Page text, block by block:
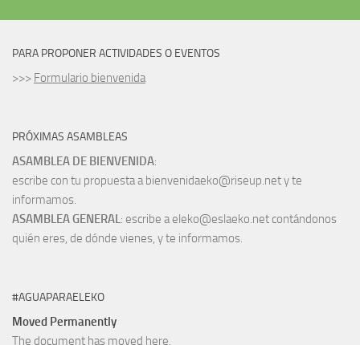
PARA PROPONER ACTIVIDADES O EVENTOS
>>> Formulario bienvenida
PRÓXIMAS ASAMBLEAS
ASAMBLEA DE BIENVENIDA:
escribe con tu propuesta a bienvenidaeko@riseup.net y te
informamos.
ASAMBLEA GENERAL: escribe a eleko@eslaeko.net contándonos
quién eres, de dónde vienes, y te informamos.
#AGUAPARAELEKO
Moved Permanently
The document has moved here.